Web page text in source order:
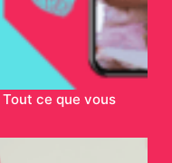
Tout ce que vous